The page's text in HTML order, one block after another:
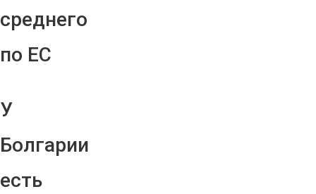
среднего
по ЕС
У
Болгарии
есть